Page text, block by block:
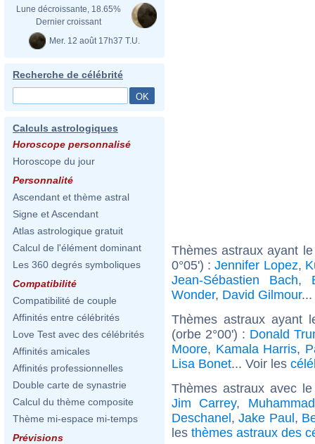
Lune décroissante, 18.65%
Dernier croissant
Mer. 12 août 17h37 T.U.
Recherche de célébrité
Calculs astrologiques
Horoscope personnalisé
Horoscope du jour
Personnalité
Ascendant et thème astral
Signe et Ascendant
Atlas astrologique gratuit
Calcul de l'élément dominant
Les 360 degrés symboliques
Compatibilité
Compatibilité de couple
Affinités entre célébrités
Love Test avec des célébrités
Affinités amicales
Affinités professionnelles
Double carte de synastrie
Calcul du thème composite
Thème mi-espace mi-temps
Prévisions
Thèmes astraux ayant
0°05') :Jennifer Lopez,
Jean-Sébastien Bach,
Wonder, David Gilmour
Thèmes astraux ayant
(orbe 2°00') : Donald
Moore, Kamala Harris,
Lisa Bonet... Voir les
Thèmes astraux avec
Jim Carrey,
Deschanel,Jake Paul,
les thèmes astraux des